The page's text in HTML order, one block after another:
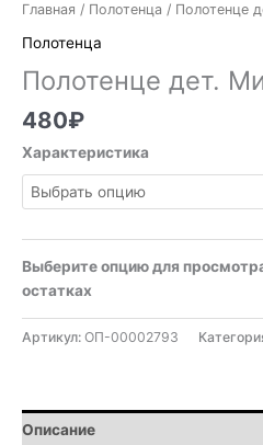
Главная / Полотенца / Полотенце
Полотенца
Полотенце дет.
480₽
Характеристика
Выберите опцию для
остатках
Артикул: ОП-00002793
Описание